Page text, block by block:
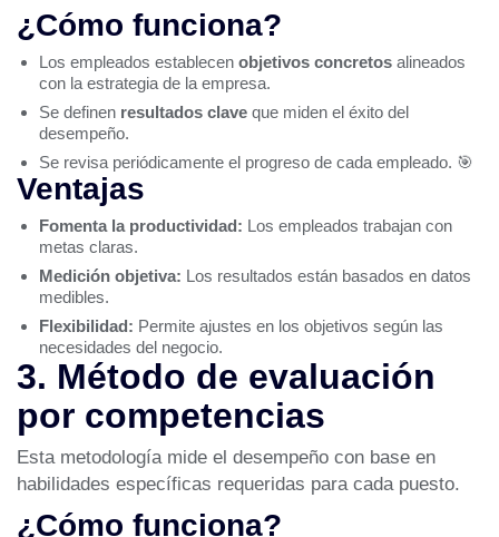
¿Cómo funciona?
Los empleados establecen objetivos concretos alineados
con la estrategia de la empresa.
Se definen resultados clave que miden el éxito del
desempeño.
Se revisa periódicamente el progreso de cada empleado. 🎯
Ventajas
Fomenta la productividad: Los empleados trabajan con
metas claras.
Medición objetiva: Los resultados están basados en datos
medibles.
Flexibilidad: Permite ajustes en los objetivos según las
necesidades del negocio.
3. Método de evaluación
por competencias
Esta metodología mide el desempeño con base en
habilidades específicas requeridas para cada puesto.
¿Cómo funciona?